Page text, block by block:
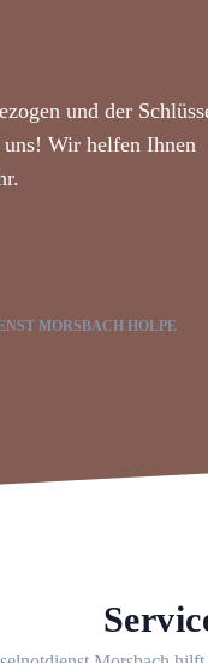
und der
Wir helfen Ihnen
MORSBACH HOLPE